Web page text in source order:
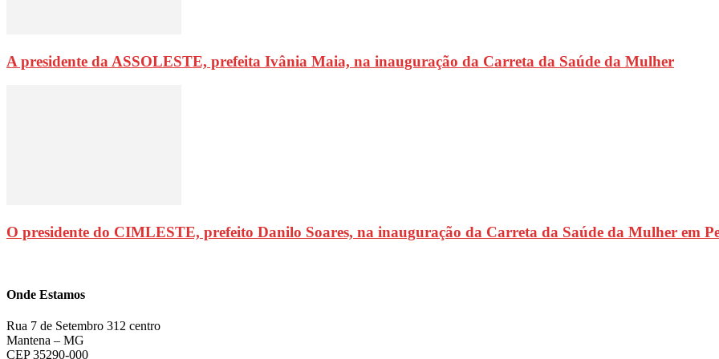
A presidente da ASSOLESTE, prefeita Ivânia Maia, na inauguração da Carreta da Saúde da Mulher
O presidente do CIMLESTE, prefeito Danilo Soares, na inauguração da Carreta da Saúde da Mulher em
Onde Estamos
Rua 7 de Setembro 312 centro
Mantena – MG
CEP 35290-000